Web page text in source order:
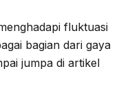
fluktuasi
bagian dari gaya
jumpa di artikel